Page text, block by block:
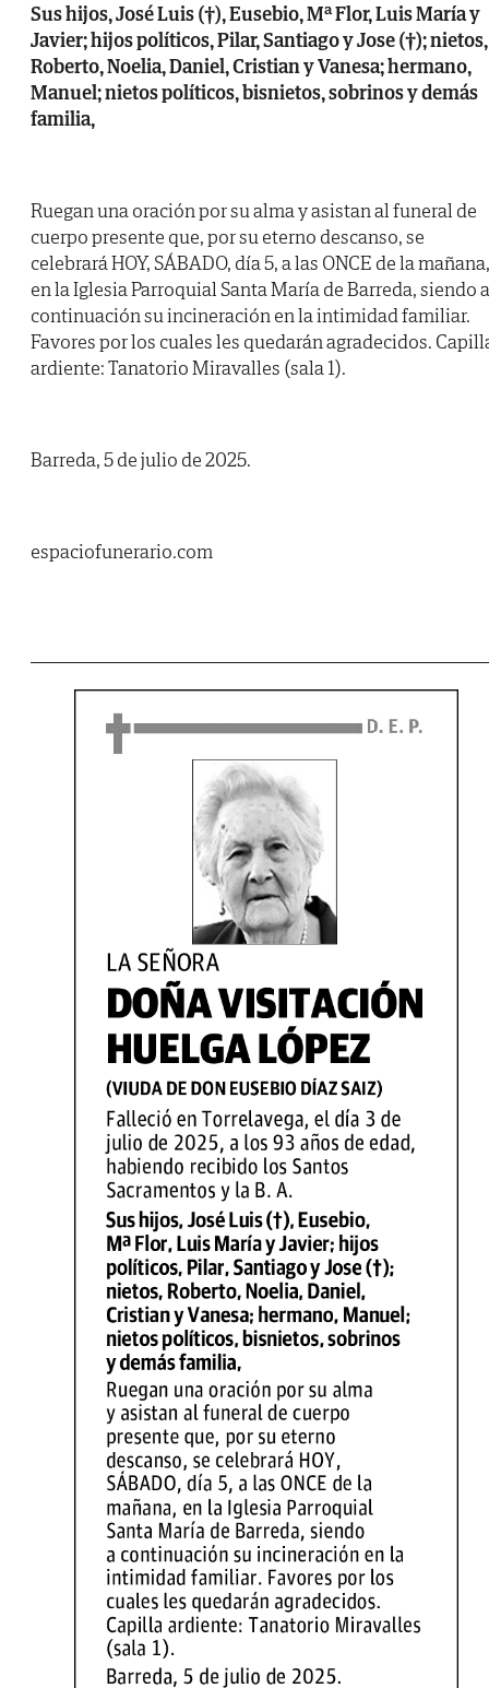
Sus hijos, José Luis (†), Eusebio, Mª Flor, Luis María y
Javier; hijos políticos, Pilar, Santiago y Jose (†); nietos,
Roberto, Noelia, Daniel, Cristian y Vanesa; hermano,
Manuel; nietos políticos, bisnietos, sobrinos y demás
familia,
Ruegan una oración por su alma y asistan al funeral de
cuerpo presente que, por su eterno descanso, se
celebrará HOY, SÁBADO, día 5, a las ONCE de la mañana,
en la Iglesia Parroquial Santa María de Barreda, siendo a
continuación su incineración en la intimidad familiar.
Favores por los cuales les quedarán agradecidos.
ardiente: Tanatorio Miravalles (sala 1).
Barreda, 5 de julio de 2025.
espaciofunerario.com